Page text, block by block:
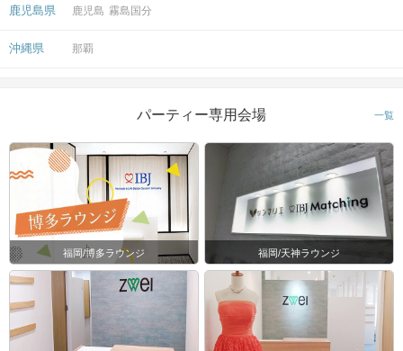
鹿児島県 鹿児島 霧島国分
沖縄県 那覇
パーティー専用会場 一覧
福岡/博多ラウンジ 福岡/天神ラウンジ